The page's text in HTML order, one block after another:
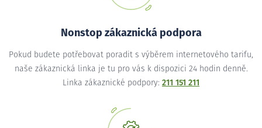
Nonstop zákaznická podpora
Pokud budete potřebovat poradit s výběrem internetového tarifu,
naše zákaznická linka je tu pro vás k dispozici 24 hodin denně.
Linka zákaznické podpory: 211 151 211